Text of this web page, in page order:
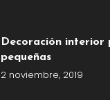
Decoración interior
pequeñas
2 noviembre, 2019